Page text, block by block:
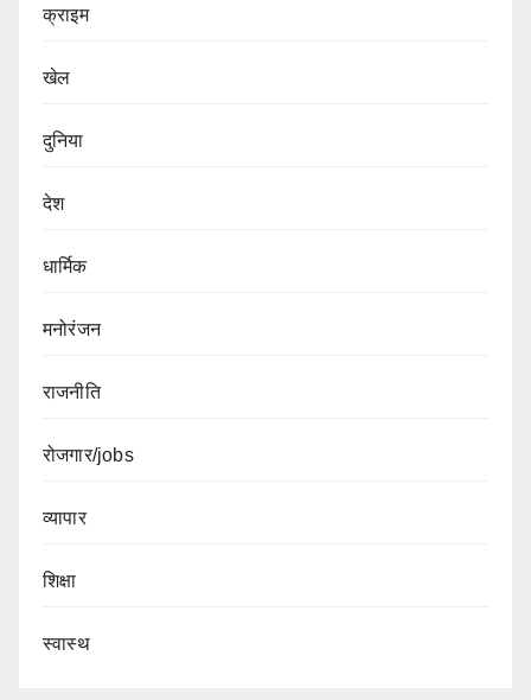
क्राइम
खेल
दुनिया
देश
धार्मिक
मनोरंजन
राजनीति
रोजगार/jobs
व्यापार
शिक्षा
स्वास्थ